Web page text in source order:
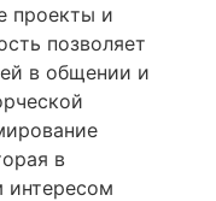
проекты и
позволяет
в общении и
в
интересом